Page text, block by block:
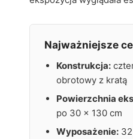
Najważniejsze
Konstrukcja:
obrotowy z kratą
Powierzchnia
po 30 x 130 cm
Wyposażenie: